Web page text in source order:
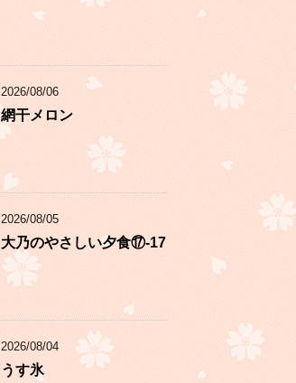
2026/08/06
網干メロン
2026/08/05
大乃のやさしい夕食⑰-17
2026/08/04
うす氷